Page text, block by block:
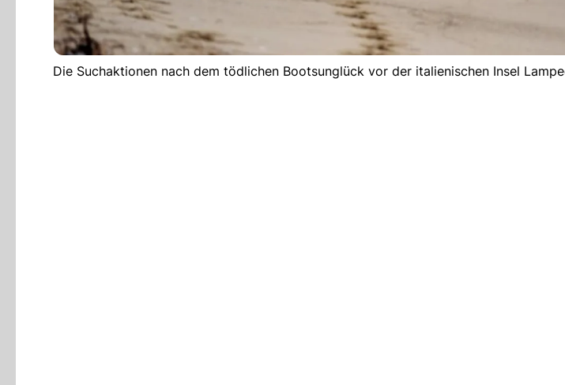
Die Suchaktionen nach dem tödlichen Bootsunglück vor der italienischen Insel